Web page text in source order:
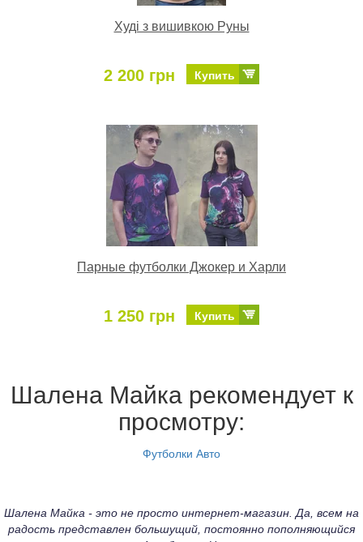
Худі з вишивкою Руны
2 200 грн Купить
Парные футболки Джокер и Харли
1 250 грн Купить
Шалена Майка рекомендует к
просмотру:
Футболки Авто
Шалена Майка - это не просто интернет-магазин. Да, всем на
радость представлен большущий, постоянно пополняющийся